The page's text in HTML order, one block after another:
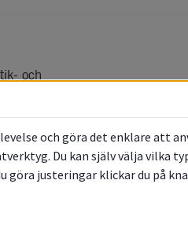
och
och
och göra det enklare att
Du kan själv välja vilka
göra justeringar klickar du på